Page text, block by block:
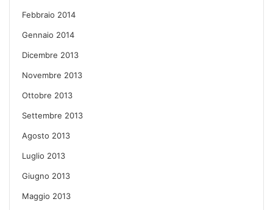
Febbraio 2014
Gennaio 2014
Dicembre 2013
Novembre 2013
Ottobre 2013
Settembre 2013
Agosto 2013
Luglio 2013
Giugno 2013
Maggio 2013